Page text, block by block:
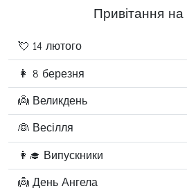
Привітання
💘 14 лютого
👩 8 березня
👼 Великдень
👰 Весілля
👩‍🎓 Випускники
👼 День Ангела